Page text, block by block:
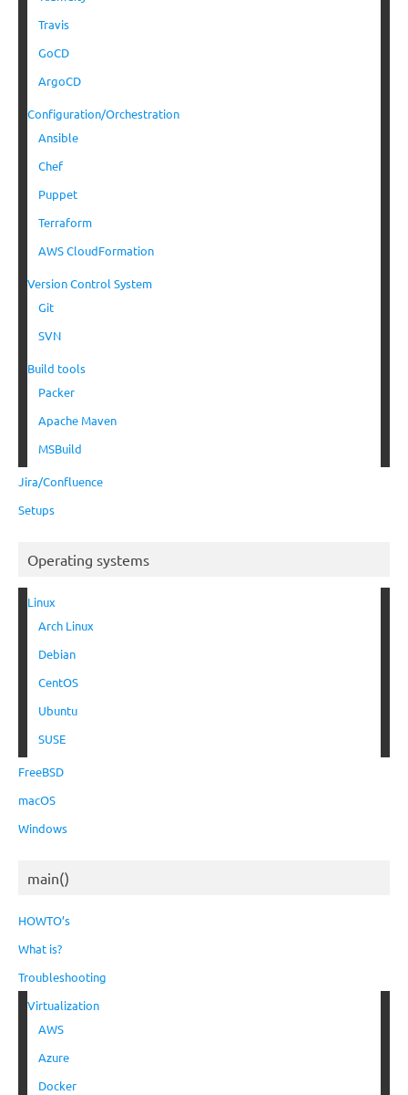
Travis
GoCD
ArgoCD
Configuration/Orchestration
Ansible
Chef
Puppet
Terraform
AWS CloudFormation
Version Control System
Git
SVN
Build tools
Packer
Apache Maven
MSBuild
Jira/Confluence
Setups
Operating systems
Linux
Arch Linux
Debian
CentOS
Ubuntu
SUSE
FreeBSD
macOS
Windows
main()
HOWTO’s
What is?
Troubleshooting
Virtualization
AWS
Azure
Docker